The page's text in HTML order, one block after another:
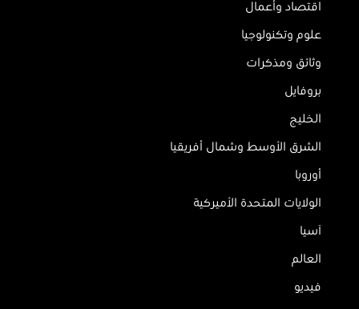
اقتصاد وأعمال
علوم وتكنولوجيا
وثائق ومذكرات
بروفايل
الخليج
الشرق الأوسط وشمال أفريقيا
أوروبا
الولايات المتحدة الأميركية
آسيا
العالم
فيديو